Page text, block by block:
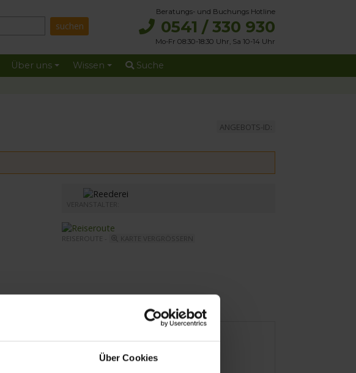
Über Cookies
Beratungs- und Buchungs Hotline
0541 / 330 930
Mo-Fr 08:30-18:30 Uhr, Sa 10-14 Uhr
Über uns Wissen Suche
ANGEBOTS-ID:
REISEROUTE -